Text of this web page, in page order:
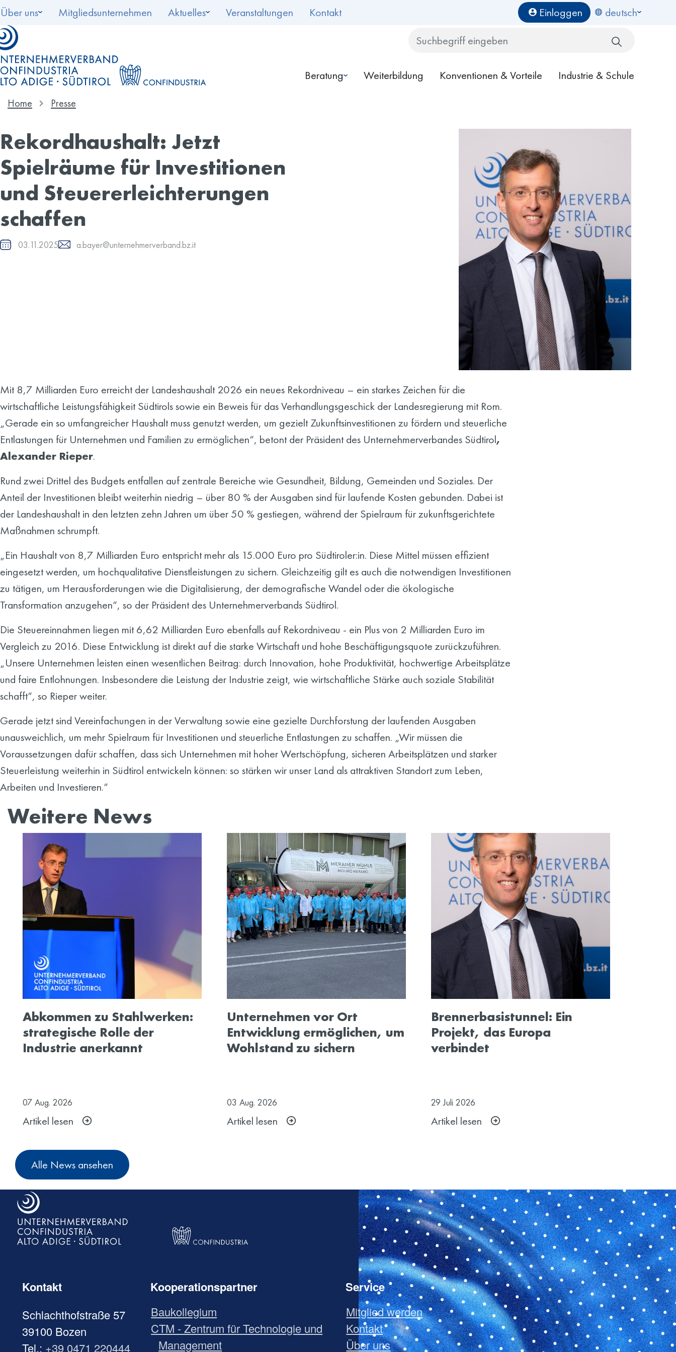
Über uns Mitgliedsunternehmen Aktuelles Veranstaltungen Kontakt Benutzermenü
Einloggen
deutsch
Search
Search
Beratung Weiterbildung Konventionen & Vorteile Industrie & Schule
Home Presse
Rekordhaushalt: Jetzt
Spielräume für Investitionen
und Steuererleichterungen
schaffen
03.11.2025 a.bayer@unternehmerverband.bz.it
Mit 8,7 Milliarden Euro erreicht der Landeshaushalt 2026 ein neues Rekordniveau – ein starkes Zeichen für die
wirtschaftliche Leistungsfähigkeit Südtirols sowie ein Beweis für das Verhandlungsgeschick der Landesregierung mit Rom.
„Gerade ein so umfangreicher Haushalt muss genutzt werden, um gezielt Zukunftsinvestitionen zu fördern und steuerliche
Entlastungen für Unternehmen und Familien zu ermöglichen“, betont der Präsident des Unternehmerverbandes Südtirol,
Alexander Rieper.
Rund zwei Drittel des Budgets entfallen auf zentrale Bereiche wie Gesundheit, Bildung, Gemeinden und Soziales. Der
Anteil der Investitionen bleibt weiterhin niedrig – über 80 % der Ausgaben sind für laufende Kosten gebunden. Dabei ist
der Landeshaushalt in den letzten zehn Jahren um über 50 % gestiegen, während der Spielraum für zukunftsgerichtete
Maßnahmen schrumpft.
„Ein Haushalt von 8,7 Milliarden Euro entspricht mehr als 15.000 Euro pro Südtiroler:in. Diese Mittel müssen effizient
eingesetzt werden, um hochqualitative Dienstleistungen zu sichern. Gleichzeitig gilt es auch die notwendigen Investitionen
zu tätigen, um Herausforderungen wie die Digitalisierung, der demografische Wandel oder die ökologische
Transformation anzugehen“, so der Präsident des Unternehmerverbands Südtirol.
Die Steuereinnahmen liegen mit 6,62 Milliarden Euro ebenfalls auf Rekordniveau - ein Plus von 2 Milliarden Euro im
Vergleich zu 2016. Diese Entwicklung ist direkt auf die starke Wirtschaft und hohe Beschäftigungsquote zurückzuführen.
„Unsere Unternehmen leisten einen wesentlichen Beitrag: durch Innovation, hohe Produktivität, hochwertige Arbeitsplätze
und faire Entlohnungen. Insbesondere die Leistung der Industrie zeigt, wie wirtschaftliche Stärke auch soziale Stabilität
schafft“, so Rieper weiter.
Gerade jetzt sind Vereinfachungen in der Verwaltung sowie eine gezielte Durchforstung der laufenden Ausgaben
unausweichlich, um mehr Spielraum für Investitionen und steuerliche Entlastungen zu schaffen. „Wir müssen die
Voraussetzungen dafür schaffen, dass sich Unternehmen mit hoher Wertschöpfung, sicheren Arbeitsplätzen und starker
Steuerleistung weiterhin in Südtirol entwickeln können: so stärken wir unser Land als attraktiven Standort zum Leben,
Arbeiten und Investieren.“
Weitere News
Abkommen zu Stahlwerken:
strategische Rolle der
Industrie anerkannt
07 Aug. 2026
Artikel lesen
Unternehmen vor Ort
Entwicklung ermöglichen, um
Wohlstand zu sichern
03 Aug. 2026
Artikel lesen
Brennerbasistunnel: Ein
Projekt, das Europa
verbindet
29 Juli 2026
Artikel lesen
Alle News ansehen
Kontakt
Schlachthofstraße 57
39100 Bozen
Tel.: +39 0471 220444
Kooperationspartner
Baukollegium
CTM - Zentrum für Technologie und
Management
Service
Mitglied werden
Kontakt
Über uns